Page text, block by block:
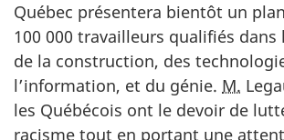
Québec présentera bientôt un
100 000 travailleurs qualifiés dans
de la construction, des
l’information, et du génie. M.
les Québécois ont le devoir de
racisme tout en portant une